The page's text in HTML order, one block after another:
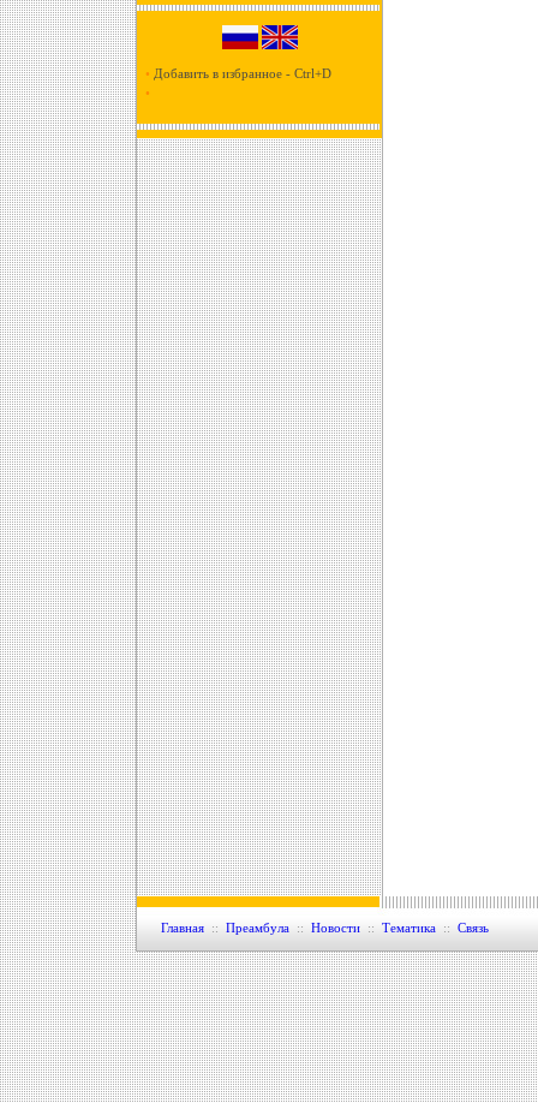
• Добавить в избранное - Ctrl+D
•
Главная :: Преамбула :: Новости :: Тематика :: Связь